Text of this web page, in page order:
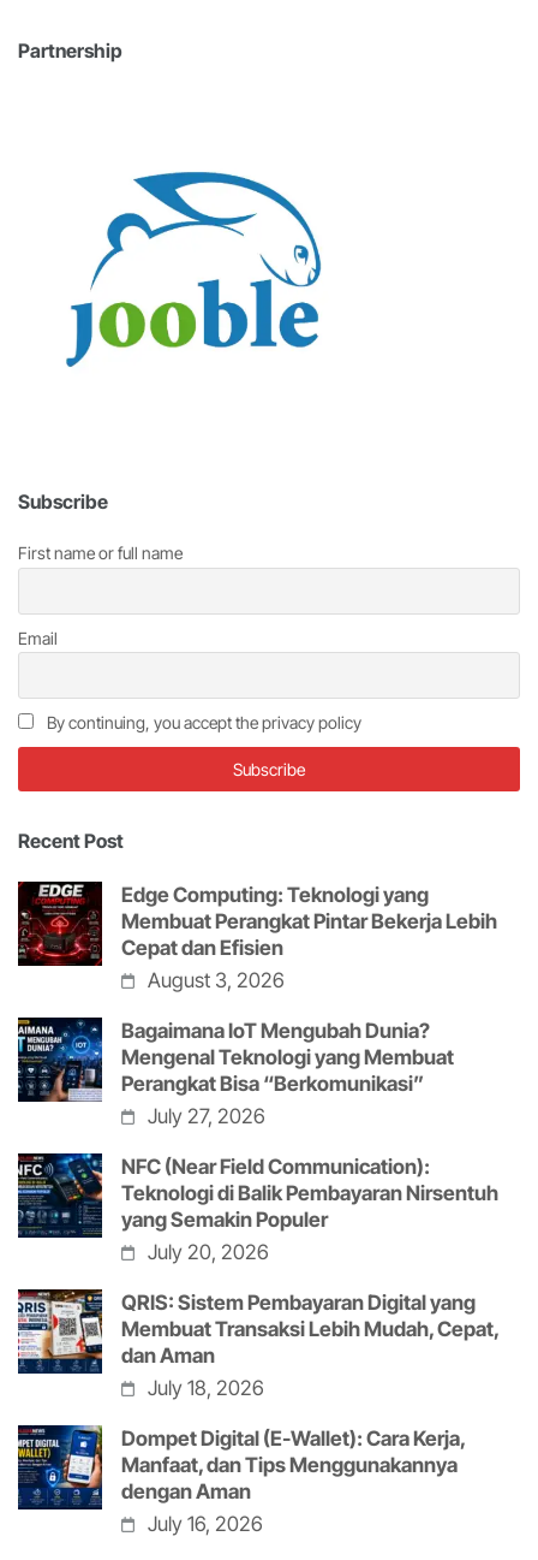
Partnership
Subscribe
First name or full name
Email
By continuing, you accept the privacy policy
Recent Post
Edge Computing: Teknologi yang
Membuat Perangkat Pintar Bekerja Lebih
Cepat dan Efisien
August 3, 2026
Bagaimana IoT Mengubah Dunia?
Mengenal Teknologi yang Membuat
Perangkat Bisa “Berkomunikasi”
July 27, 2026
NFC (Near Field Communication):
Teknologi di Balik Pembayaran Nirsentuh
yang Semakin Populer
July 20, 2026
QRIS: Sistem Pembayaran Digital yang
Membuat Transaksi Lebih Mudah, Cepat,
dan Aman
July 18, 2026
Dompet Digital (E-Wallet): Cara Kerja,
Manfaat, dan Tips Menggunakannya
dengan Aman
July 16, 2026